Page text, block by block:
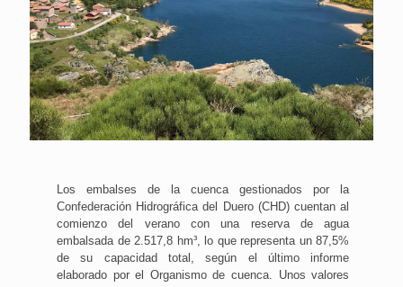
Los embalses de la cuenca gestionados por la
Confederación Hidrográfica del Duero (CHD) cuentan al
comienzo del verano con una reserva de agua
embalsada de 2.517,8 hm³, lo que representa un 87,5%
de su capacidad total, según el último informe
elaborado por el Organismo de cuenca. Unos valores